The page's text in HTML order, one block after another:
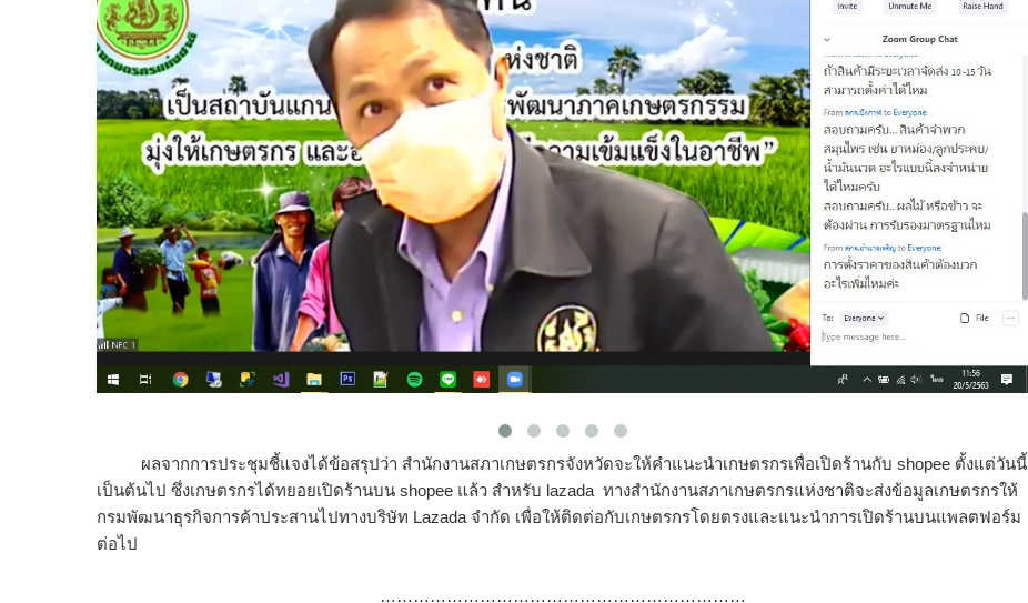
ผลจากการประชุมชี้แจงได้ข้อสรุปว่า สำนักงานสภาเกษตรกรจังหวัดจะให้คำแนะนำเกษตรกรเพื่อเปิดร้านกับ​ shopee​ ตั้งแต่วันนี้
เป็นต้นไป​ ซึ่งเกษตรกรได้ทยอยเปิดร้านบน​ shopee แล้ว สำหรับ​ lazada​ ทางสำนักงานสภาเกษตรกรแห่งชาติจะส่งข้อมูลเกษตรกรให้
กรมพัฒนาธุรกิจการค้าประสานไปทางบริษัท Lazada จำกัด เพื่อให้ติดต่อกับเกษตรกรโดยตรงและแนะนำการเปิดร้าน​บนแพลตฟอร์ม
ต่อไป
…………………………………………………………